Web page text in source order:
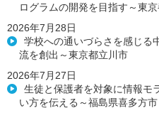
ログラムの開発を目指す～東
2026年7月28日
学校への通いづらさを感じる
流を創出～東京都立川市
2026年7月27日
生徒と保護者を対象に情報モ
い方を伝える～福島県喜多方市